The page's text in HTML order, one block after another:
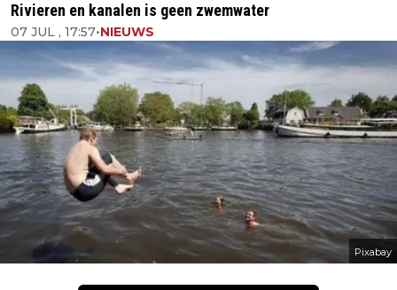
Rivieren en kanalen is geen zwemwater
07 JUL , 17:57•NIEUWS
Pixabay